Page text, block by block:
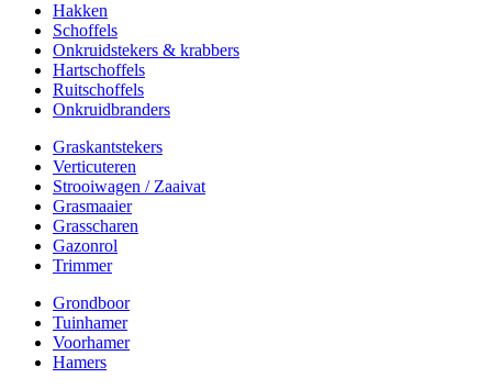
Hakken
Schoffels
Onkruidstekers & krabbers
Hartschoffels
Ruitschoffels
Onkruidbranders
Graskantstekers
Verticuteren
Strooiwagen / Zaaivat
Grasmaaier
Grasscharen
Gazonrol
Trimmer
Grondboor
Tuinhamer
Voorhamer
Hamers